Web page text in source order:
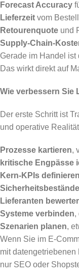
Forecast Accuracy
Lieferzeit vom
Retourenquote und
Supply-Chain-
Gerade im Handel
Das wirkt direkt auf
Wie verbessern Sie
Der erste Schritt ist
und operative
Prozesse kartieren,
kritische Engpässe
Kern-KPIs definieren
Lieferanten
Systeme verbinden,
Szenarien planen,
Wenn Sie im E-
mit
nur SEO oder